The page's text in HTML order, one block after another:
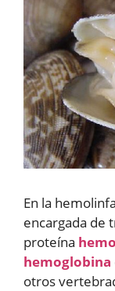
En la
encargada de
proteína
hemoglobina
otros